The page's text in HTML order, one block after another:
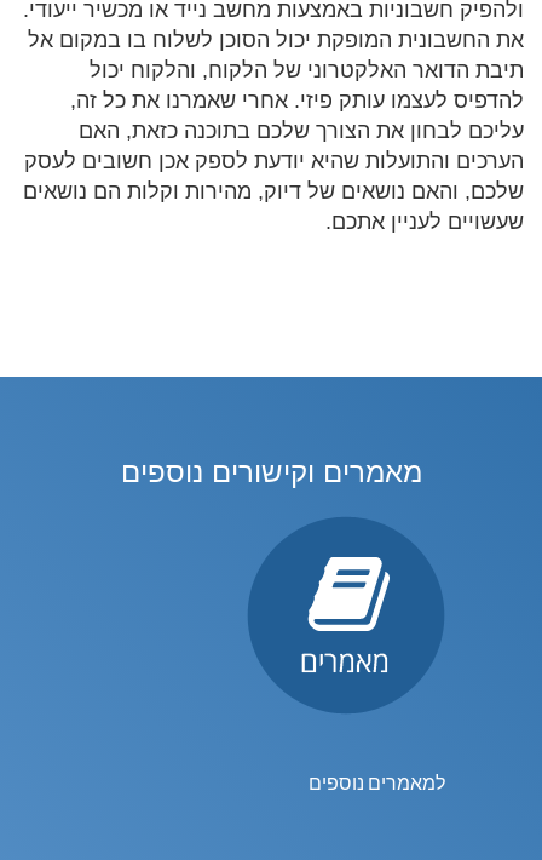
ולהפיק חשבוניות באמצעות מחשב נייד או מכשיר ייעודי.
את החשבונית המופקת יכול הסוכן לשלוח בו במקום אל
תיבת הדואר האלקטרוני של הלקוח, והלקוח יכול
להדפיס לעצמו עותק פיזי. אחרי שאמרנו את כל זה,
עליכם לבחון את הצורך שלכם בתוכנה כזאת, האם
הערכים והתועלות שהיא יודעת לספק אכן חשובים לעסק
שלכם, והאם נושאים של דיוק, מהירות וקלות הם נושאים
שעשויים לעניין אתכם.
מאמרים וקישורים נוספים
למאמרים נוספים